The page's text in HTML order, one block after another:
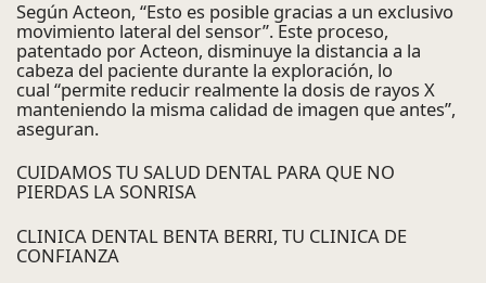
Según Acteon, “Esto es posible gracias a un exclusivo
movimiento lateral del sensor”. Este proceso,
patentado por Acteon, disminuye la distancia a la
cabeza del paciente durante la exploración, lo
cual “permite reducir realmente la dosis de rayos X
manteniendo la misma calidad de imagen que antes”,
aseguran.
CUIDAMOS TU SALUD DENTAL PARA QUE NO
PIERDAS LA SONRISA
CLINICA DENTAL BENTA BERRI, TU CLINICA DE
CONFIANZA